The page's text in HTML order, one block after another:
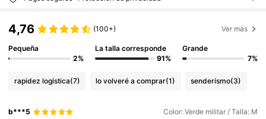
4,76 (100+) Ver más
Pequeña
2%
La talla corresponde
91%
Grande
7%
rapidez logística(7) lo volveré a comprar(1) senderismo(3)
b***5 Color: Verde militar / Talla: M